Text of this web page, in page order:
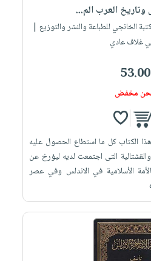
وتاريخ العرب الم...
الخانجي للطباعة والنشر والتوزيع |
غلاف عادي
مخفض
الكتاب كل ما استطاع الحصول عليه
التى اجتمعت لديه ليؤرخ عن
الأسلامية في الاندلس وفي عصر